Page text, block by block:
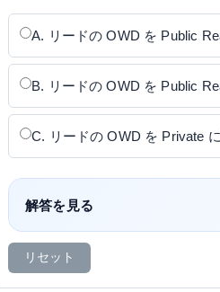
A. リードの OWD を Public
B. リードの OWD を Public
C. リードの OWD を Private に
解答を見る
リセット